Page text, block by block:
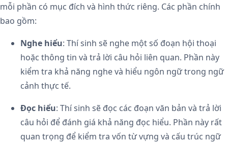
mỗi phần có mục đích và hình thức riêng. Các phần chính
bao gồm:
Nghe hiểu: Thí sinh sẽ nghe một số đoạn hội thoại
hoặc thông tin và trả lời câu hỏi liên quan. Phần này
kiểm tra khả năng nghe và hiểu ngôn ngữ trong ngữ
cảnh thực tế.
Đọc hiểu: Thí sinh sẽ đọc các đoạn văn bản và trả lời
câu hỏi để đánh giá khả năng đọc hiểu. Phần này rất
quan trọng để kiểm tra vốn từ vựng và cấu trúc ngữ